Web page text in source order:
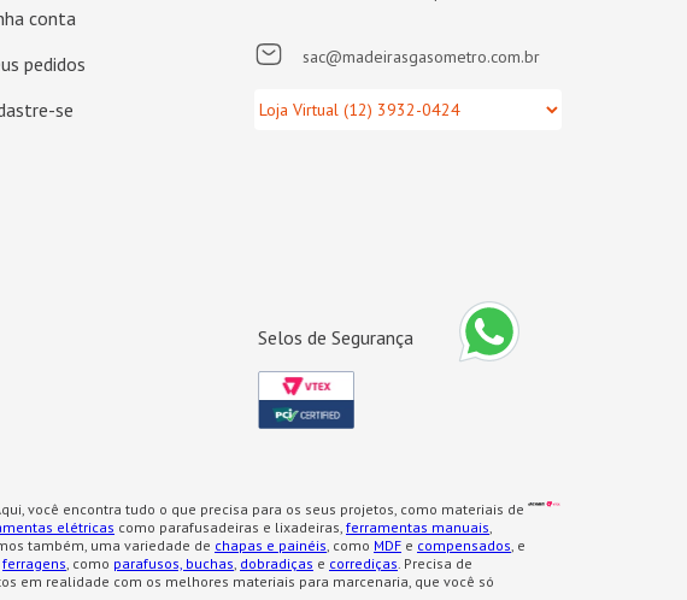
conta
pedidos
se
sac@madeirasgasometro.com.br
Selos de Segurança
você encontra tudo o que precisa para os seus projetos, como materiais de
elétricas como parafusadeiras e lixadeiras, ferramentas manuais,
também, uma variedade de chapas e painéis, como MDF e compensados, e
ferragens, como parafusos, buchas, dobradiças e corrediças. Precisa de
em realidade com os melhores materiais para marcenaria, que você só